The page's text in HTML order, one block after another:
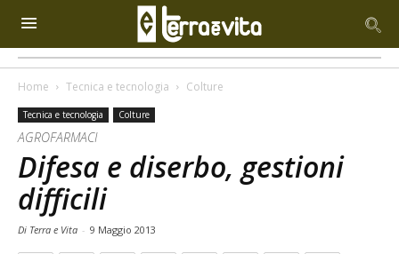
Home Tecnica e tecnologia Colture
Tecnica e tecnologia Colture
AGROFARMACI
Difesa e diserbo, gestioni
difficili
Di Terra e Vita - 9 Maggio 2013